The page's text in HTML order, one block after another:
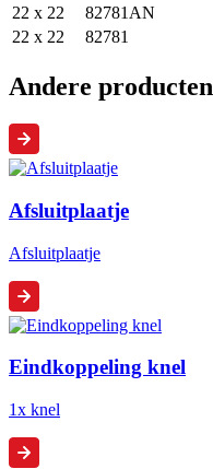
22 x 22
82781AN
22 x 22
82781
Andere producten
Afsluitplaatje
Afsluitplaatje
Eindkoppeling knel
1x knel